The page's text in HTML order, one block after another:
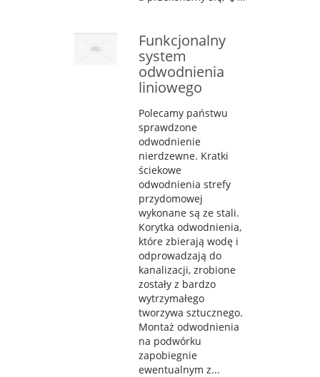
Funkcjonalny
system
odwodnienia
liniowego
Polecamy państwu
sprawdzone
odwodnienie
nierdzewne. Kratki
ściekowe
odwodnienia strefy
przydomowej
wykonane są ze stali.
Korytka odwodnienia,
które zbierają wodę i
odprowadzają do
kanalizacji, zrobione
zostały z bardzo
wytrzymałego
tworzywa sztucznego.
Montaż odwodnienia
na podwórku
zapobiegnie
ewentualnym z...